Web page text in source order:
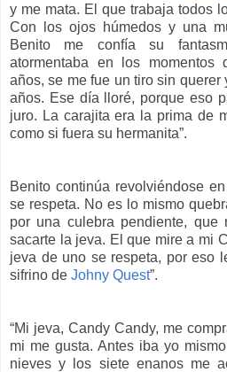
y me mata. El que trabaja todos
Con los ojos húmedos y una
Benito me confía su
atormentaba en los momentos
años, se me fue un tiro sin
años. Ese día lloré, porque eso
juro. La carajita era la prima de
como si fuera su hermanita”.
Benito continúa revolviéndose
se respeta. No es lo mismo
por una culebra pendiente,
sacarte la jeva. El que mire a mi
jeva de uno se respeta, por eso
sifrino de Johny Quest”.
“Mi jeva, Candy Candy, me
mi me gusta. Antes iba yo
nieves y los siete enanos me